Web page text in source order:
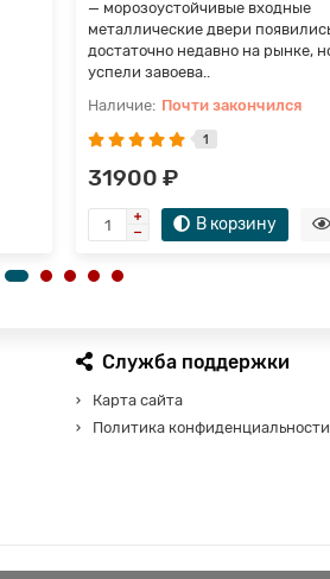
— морозоустойчивые входные
металлические двери
достаточно недавно на рынке,
успели завоева..
Почти закончился
1
31900 ₽
В корзину
Служба поддержки
Карта сайта
Политика конфиденциальности